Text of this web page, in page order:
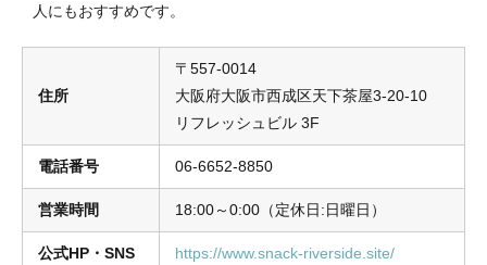
人にもおすすめです。
住所
〒557-0014
大阪府大阪市西成区天下茶屋3-20-10
リフレッシュビル 3F
電話番号 06-6652-8850
営業時間 18:00～0:00（定休日:日曜日）
公式HP・SNS https://www.snack-riverside.site/